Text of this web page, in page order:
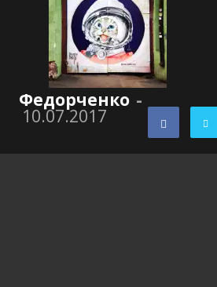
Федорченко -
10.07.2017